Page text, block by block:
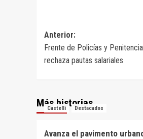
Navegación
de
entradas
Anterior:
Frente de Policías y
rechaza pautas salariales
Más historias
Castelli Destacados
Avanza el pavimento